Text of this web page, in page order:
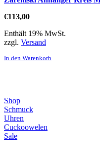
€113,00
Enthält 19% MwSt.
zzgl. Versand
In den Warenkorb
Shop
Schmuck
Uhren
Cuckoowelen
Sale